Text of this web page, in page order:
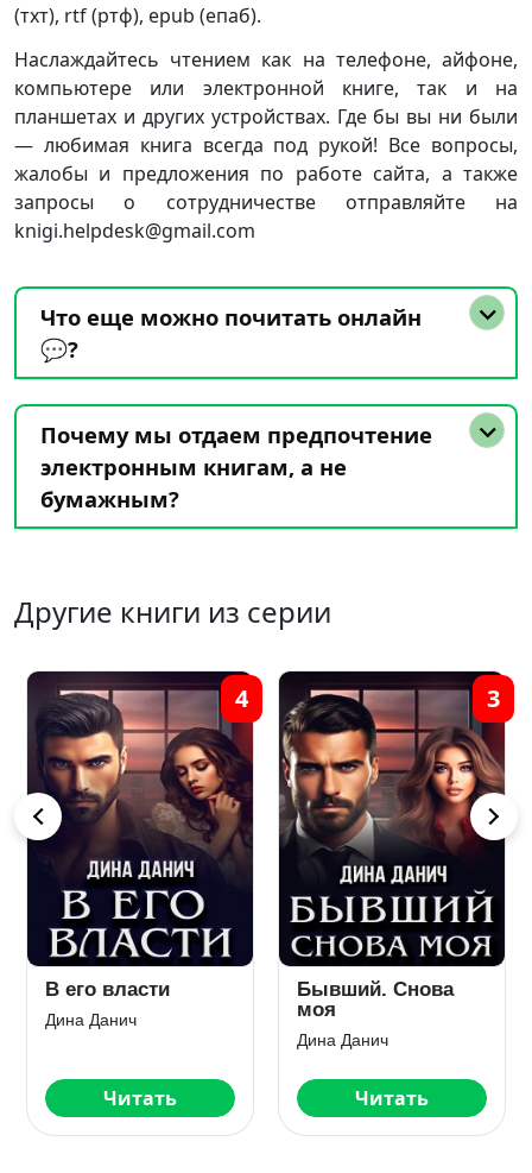
(тхт), rtf (ртф), epub (епаб).
Наслаждайтесь чтением как на телефоне, айфоне,
компьютере или электронной книге, так и на
планшетах и других устройствах. Где бы вы ни были
— любимая книга всегда под рукой! Все вопросы,
жалобы и предложения по работе сайта, а также
запросы о сотрудничестве отправляйте на
knigi.helpdesk@gmail.com
Что еще можно почитать онлайн
💬?
Почему мы отдаем предпочтение
электронным книгам, а не
бумажным?
Другие книги из серии
В его власти
Дина Данич
Читать
4
Бывший. Снова
моя
Дина Данич
Читать
3